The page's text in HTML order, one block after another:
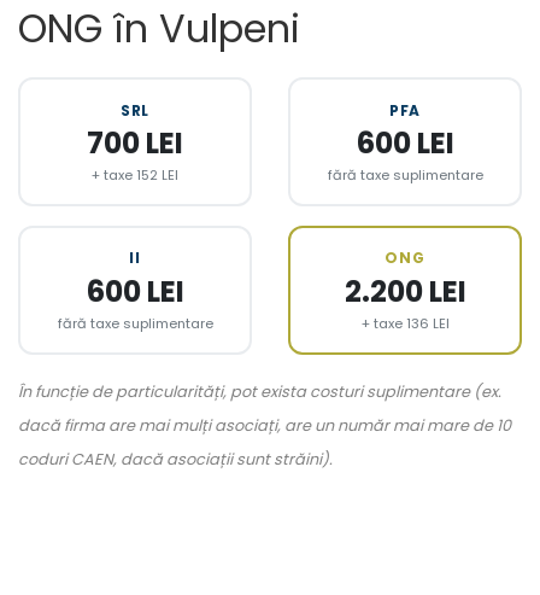
ONG în Vulpeni
SRL
700 LEI
+ taxe 152 LEI
PFA
600 LEI
fără taxe suplimentare
II
600 LEI
fără taxe suplimentare
ONG
2.200 LEI
+ taxe 136 LEI
În funcție de particularități, pot exista costuri suplimentare (ex.
dacă firma are mai mulți asociați, are un număr mai mare de 10
coduri CAEN, dacă asociații sunt străini).